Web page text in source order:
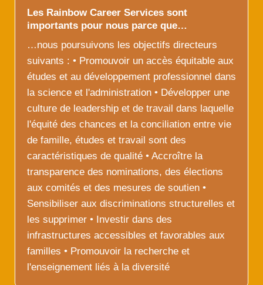
Les Rainbow Career Services sont
importants pour nous parce que…
…nous poursuivons les objectifs directeurs
suivants : • Promouvoir un accès équitable aux
études et au développement professionnel dans
la science et l'administration • Développer une
culture de leadership et de travail dans laquelle
l'équité des chances et la conciliation entre vie
de famille, études et travail sont des
caractéristiques de qualité • Accroître la
transparence des nominations, des élections
aux comités et des mesures de soutien •
Sensibiliser aux discriminations structurelles et
les supprimer • Investir dans des
infrastructures accessibles et favorables aux
familles • Promouvoir la recherche et
l'enseignement liés à la diversité